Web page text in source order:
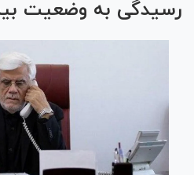
رسیدگی به وضعیت